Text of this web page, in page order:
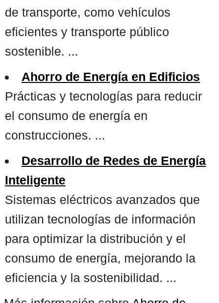
de transporte, como vehículos
eficientes y transporte público
sostenible. ...
Ahorro de Energía en Edificios
Prácticas y tecnologías para reducir
el consumo de energía en
construcciones. ...
Desarrollo de Redes de Energía
Inteligente
Sistemas eléctricos avanzados que
utilizan tecnologías de información
para optimizar la distribución y el
consumo de energía, mejorando la
eficiencia y la sostenibilidad. ...